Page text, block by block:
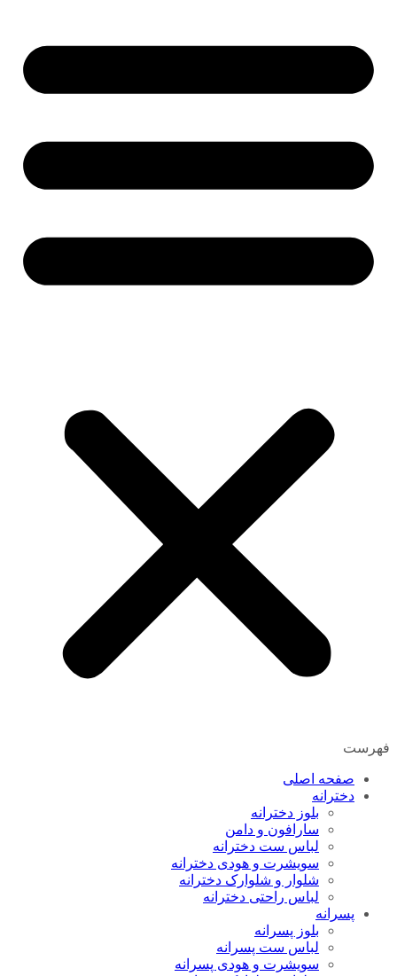
فهرست
صفحه اصلی
دخترانه
بلوز دخترانه
سارافون و دامن
لباس ست دخترانه
سویشرت و هودی دخترانه
شلوار و شلوارک دخترانه
لباس راحتی دخترانه
پسرانه
بلوز پسرانه
لباس ست پسرانه
سویشرت و هودی پسرانه